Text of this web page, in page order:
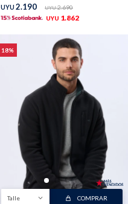
UYU 2.190 UYU 2.690
UYU 1.862
18
Talle COMPRAR
Trajes